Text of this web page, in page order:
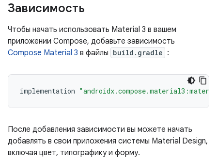
Зависимость
Чтобы начать использовать Material 3 в вашем
приложении Compose, добавьте зависимость
Compose Material 3 в файлы build.gradle :
implementation
После добавления зависимости вы можете начать
добавлять в свои приложения системы Material Design,
включая цвет, типографику и форму.